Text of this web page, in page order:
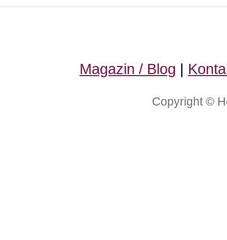
Magazin / Blog |
Copyright ©